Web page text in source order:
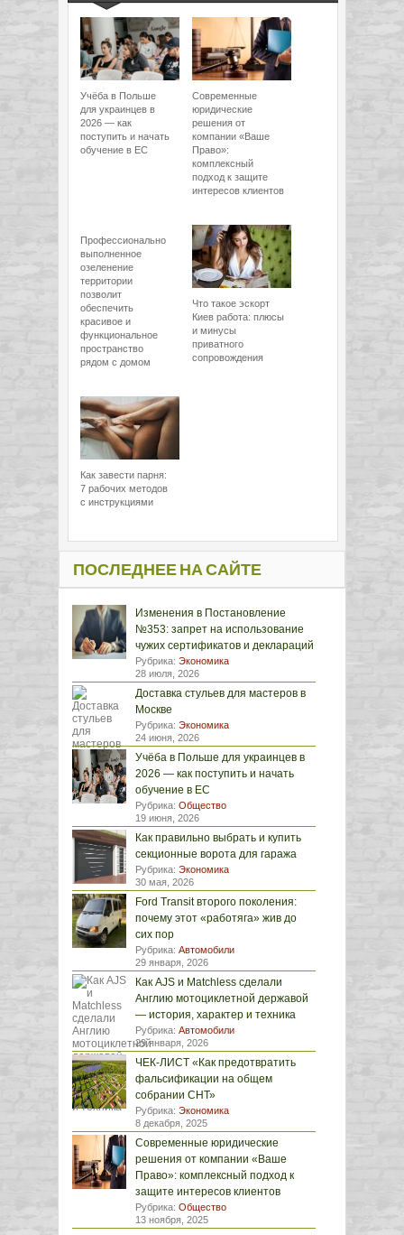
Учёба в Польше
для украинцев в
2026 — как
поступить и начать
обучение в ЕС
Современные
юридические
решения от
компании «Ваше
Право»:
комплексный
подход к защите
интересов клиентов
Профессионально
выполненное
озеленение
территории
позволит
обеспечить
красивое и
функциональное
пространство
рядом с домом
Что такое эскорт
Киев работа: плюсы
и минусы
приватного
сопровождения
Как завести парня:
7 рабочих методов
с инструкциями
ПОСЛЕДНЕЕ НА САЙТЕ
Изменения в Постановление
№353: запрет на использование
чужих сертификатов и деклараций
Рубрика: Экономика
28 июля, 2026
Доставка стульев для мастеров в
Москве
Рубрика: Экономика
24 июня, 2026
Учёба в Польше для украинцев в
2026 — как поступить и начать
обучение в ЕС
Рубрика: Общество
19 июня, 2026
Как правильно выбрать и купить
секционные ворота для гаража
Рубрика: Экономика
30 мая, 2026
Ford Transit второго поколения:
почему этот «работяга» жив до
сих пор
Рубрика: Автомобили
29 января, 2026
Как AJS и Matchless сделали
Англию мотоциклетной державой
— история, характер и техника
Рубрика: Автомобили
29 января, 2026
ЧЕК-ЛИСТ «Как предотвратить
фальсификации на общем
собрании СНТ»
Рубрика: Экономика
8 декабря, 2025
Современные юридические
решения от компании «Ваше
Право»: комплексный подход к
защите интересов клиентов
Рубрика: Общество
13 ноября, 2025